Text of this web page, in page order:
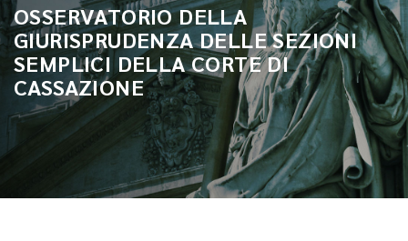
OSSERVATORIO DELLA
GIURISPRUDENZA DELLE SEZIONI
SEMPLICI DELLA CORTE DI
CASSAZIONE